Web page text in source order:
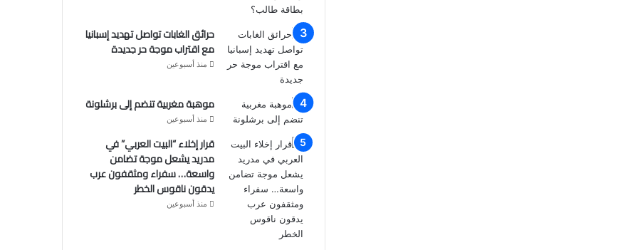
حرائق الغابات تواصل تهديد إسبانيا
مع اقتراب موجة حر جديدة
منذ أسبوعين
موهبة مغربية تنضم إلى برشلونة
منذ أسبوعين
قرار إخلاء “البيت العربي” في
مدريد يشعل موجة تضامن
واسعة… سفراء ومثقفون عرب
يدقون ناقوس الخطر
منذ أسبوعين